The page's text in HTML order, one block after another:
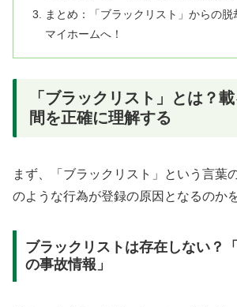
まとめ：「ブラックリスト」からの
マイホームへ！
「ブラックリスト」とは？
間を正確に理解する
まず、「ブラックリスト」という言葉
のような行為が登録の原因となるのか
ブラックリストは存在しない？
の事故情報」